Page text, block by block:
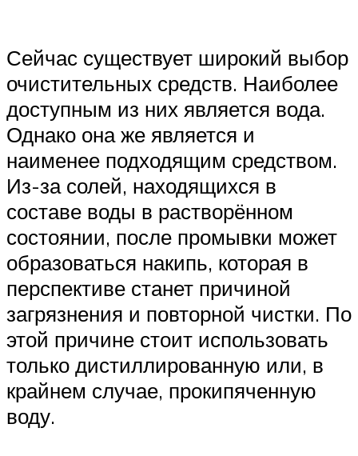
Сейчас существует широкий выбор
очистительных средств. Наиболее
доступным из них является вода.
Однако она же является и
наименее подходящим средством.
Из-за солей, находящихся в
составе воды в растворённом
состоянии, после промывки может
образоваться накипь, которая в
перспективе станет причиной
загрязнения и повторной чистки. По
этой причине стоит использовать
только дистиллированную или, в
крайнем случае, прокипяченную
воду.